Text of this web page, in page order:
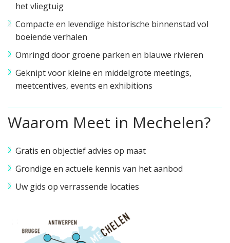
het vliegtuig
Compacte en levendige historische binnenstad vol
boeiende verhalen
Omringd door groene parken en blauwe rivieren
Geknipt voor kleine en middelgrote meetings,
meetcentives, events en exhibitions
Waarom Meet in Mechelen?
Gratis en objectief advies op maat
Grondige en actuele kennis van het aanbod
Uw gids op verrassende locaties